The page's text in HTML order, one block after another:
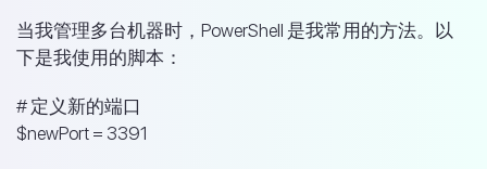
当我管理多台机器时，PowerShell 是我常用的方法。以
下是我使用的脚本：
# 定义新的端口
$newPort = 3391